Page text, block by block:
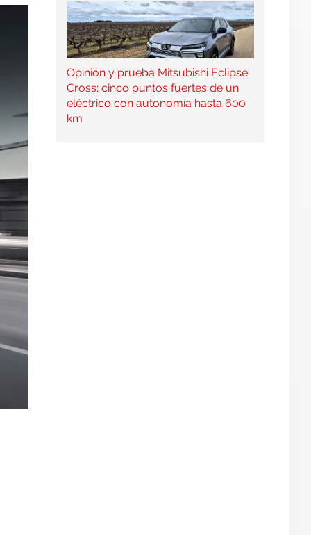
Opinión y prueba Mitsubishi Eclipse
Cross: cinco puntos fuertes de un
eléctrico con autonomía hasta 600
km